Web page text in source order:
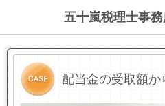
五十嵐税理士事
配当金の受取額か